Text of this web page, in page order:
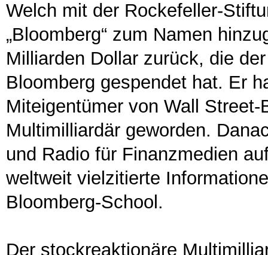
Welch mit der Rockefeller-
„Bloomberg“ zum Namen
Milliarden Dollar zurück, die
Bloomberg gespendet hat. Er
Miteigentümer von Wall
Multimilliardär geworden.
und Radio für Finanzmedien
weltweit vielzitierte
Bloomberg-School.
Der stockreaktionäre